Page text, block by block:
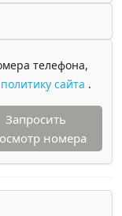
телефона,
сайта .
Запросить
номера